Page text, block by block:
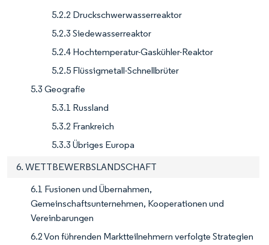
5.2.2 Druckschwerwasserreaktor
5.2.3 Siedewasserreaktor
5.2.4 Hochtemperatur-Gaskühler-Reaktor
5.2.5 Flüssigmetall-Schnellbrüter
5.3 Geografie
5.3.1 Russland
5.3.2 Frankreich
5.3.3 Übriges Europa
6. WETTBEWERBSLANDSCHAFT
6.1 Fusionen und Übernahmen,
Gemeinschaftsunternehmen, Kooperationen und
Vereinbarungen
6.2 Von führenden Marktteilnehmern verfolgte Strategien